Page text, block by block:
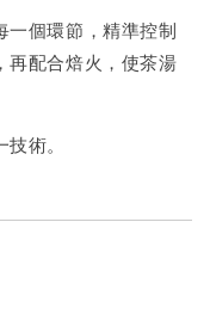
一個環節，精準控制
再配合焙火，使茶湯
術。